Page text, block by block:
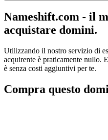
Nameshift.com - il
acquistare domini.
Utilizzando il nostro servizio di
acquirente è praticamente nullo.
è senza costi aggiuntivi per te.
Compra questo